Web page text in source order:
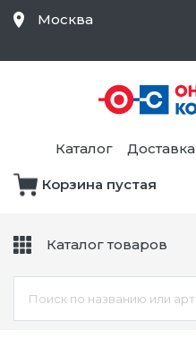
Москва
Каталог Доставка
Корзина пустая
Каталог товаров
Средства Контроля
Статического
Электричества и
Безопасности,
Товары для Чистых
Цепи